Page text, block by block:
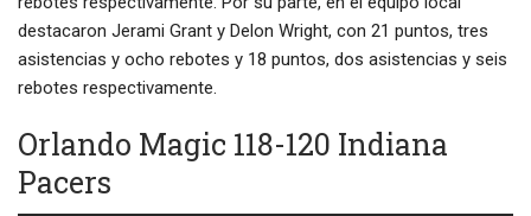
destacaron Jerami Grant y Delon Wright, con 21 puntos, tres
asistencias y ocho rebotes y 18 puntos, dos asistencias y seis
rebotes respectivamente.
Orlando Magic 118-120 Indiana
Pacers